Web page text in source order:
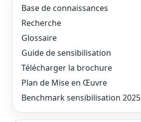
Base de connaissances
Recherche
Glossaire
Guide de sensibilisation
Télécharger la brochure
Plan de Mise en Œuvre
Benchmark sensibilisation 2025